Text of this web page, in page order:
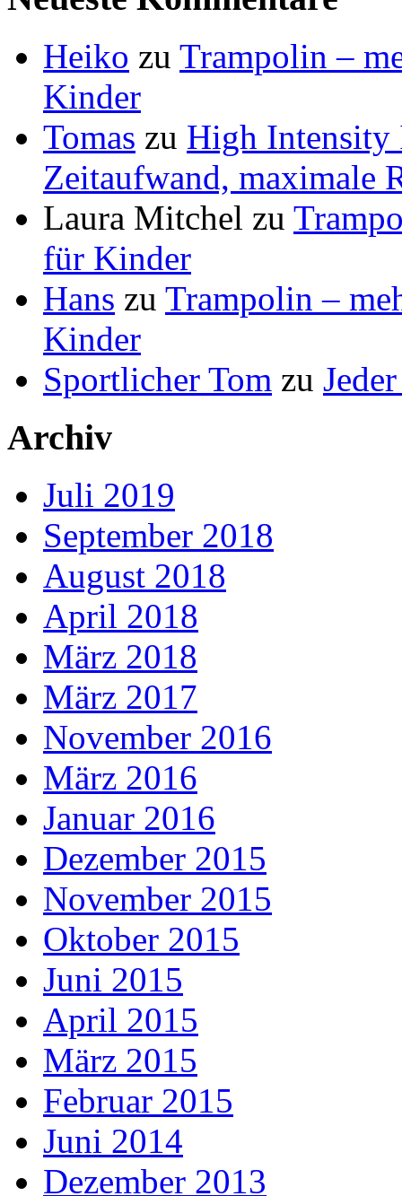
Heiko zu Trampolin –
Kinder
Tomas zu High
Zeitaufwand, maximale
Laura Mitchel zu
für Kinder
Hans zu Trampolin –
Kinder
Sportlicher Tom zu
Archiv
Juli 2019
September 2018
August 2018
April 2018
März 2018
März 2017
November 2016
März 2016
Januar 2016
Dezember 2015
November 2015
Oktober 2015
Juni 2015
April 2015
März 2015
Februar 2015
Juni 2014
Dezember 2013